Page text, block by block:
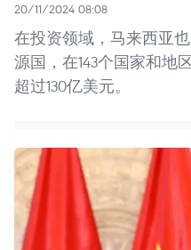
20/11/2024 08:08
在投资领域，马来西亚
源国，在143个国家和地
超过130亿美元。